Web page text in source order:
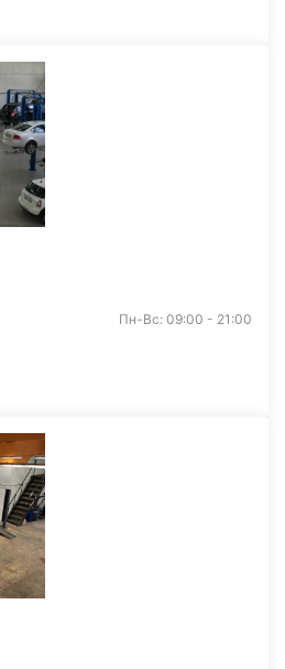
Пн-Вс: 09:00 - 21:00